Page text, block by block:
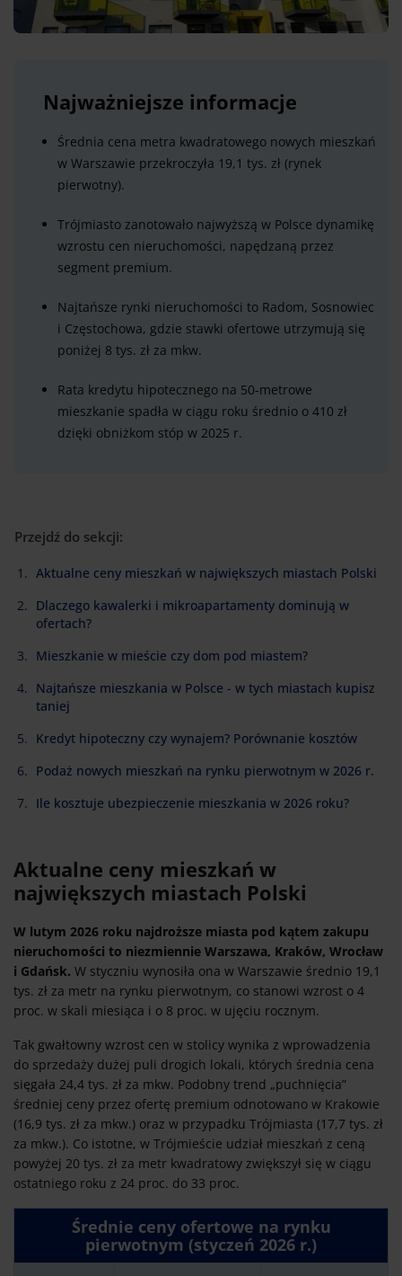
Najważniejsze informacje
Średnia cena metra kwadratowego nowych mieszkań
w Warszawie przekroczyła 19,1 tys. zł (rynek
pierwotny).
Trójmiasto zanotowało najwyższą w Polsce dynamikę
wzrostu cen nieruchomości, napędzaną przez
segment premium.
Najtańsze rynki nieruchomości to Radom, Sosnowiec
i Częstochowa, gdzie stawki ofertowe utrzymują się
poniżej 8 tys. zł za mkw.
Rata kredytu hipotecznego na 50-metrowe
mieszkanie spadła w ciągu roku średnio o 410 zł
dzięki obniżkom stóp w 2025 r.
Przejdź do sekcji:
Aktualne ceny mieszkań w największych miastach Polski
Dlaczego kawalerki i mikroapartamenty dominują w
ofertach?
Mieszkanie w mieście czy dom pod miastem?
Najtańsze mieszkania w Polsce - w tych miastach kupisz
taniej
Kredyt hipoteczny czy wynajem? Porównanie kosztów
Podaż nowych mieszkań na rynku pierwotnym w 2026 r.
Ile kosztuje ubezpieczenie mieszkania w 2026 roku?
Aktualne ceny mieszkań w
największych miastach Polski
W lutym 2026 roku najdroższe miasta pod kątem zakupu
nieruchomości to niezmiennie Warszawa, Kraków, Wrocław
i Gdańsk. W styczniu wynosiła ona w Warszawie średnio 19,1
tys. zł za metr na rynku pierwotnym, co stanowi wzrost o 4
proc. w skali miesiąca i o 8 proc. w ujęciu rocznym.
Tak gwałtowny wzrost cen w stolicy wynika z wprowadzenia
do sprzedaży dużej puli drogich lokali, których średnia cena
sięgała 24,4 tys. zł za mkw. Podobny trend „puchnięcia”
średniej ceny przez ofertę premium odnotowano w Krakowie
(16,9 tys. zł za mkw.) oraz w przypadku Trójmiasta (17,7 tys. zł
za mkw.). Co istotne, w Trójmieście udział mieszkań z ceną
powyżej 20 tys. zł za metr kwadratowy zwiększył się w ciągu
ostatniego roku z 24 proc. do 33 proc.
Średnie ceny ofertowe na rynku
pierwotnym (styczeń 2026 r.)